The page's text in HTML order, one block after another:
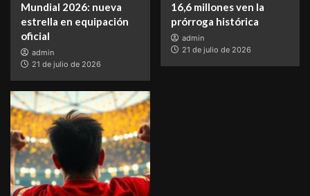
Mundial 2026: nueva
estrella en equipación
oficial
admin
21 de julio de 2026
16,6 millones ven la
prórroga histórica
admin
21 de julio de 2026